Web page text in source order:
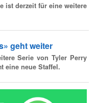
ist derzeit für eine weitere
geht weiter
Serie von Tyler Perry
eine neue Staffel.